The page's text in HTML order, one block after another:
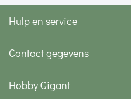
Hulp en service
Contact gegevens
Hobby Gigant